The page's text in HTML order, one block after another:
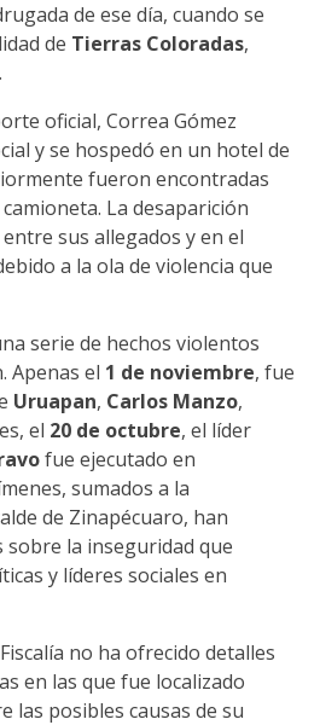
de ese día, cuando se
de Tierras Coloradas,
.
oficial, Correa Gómez
y se hospedó en un hotel de
fueron encontradas
La desaparición
sus allegados y en el
a la ola de violencia que
serie de hechos violentos
Apenas el 1 de noviembre, fue
Uruapan, Carlos Manzo,
el 20 de octubre, el líder
fue ejecutado en
sumados a la
de Zinapécuaro, han
sobre la inseguridad que
y líderes sociales en
no ha ofrecido detalles
en las que fue localizado
las posibles causas de su